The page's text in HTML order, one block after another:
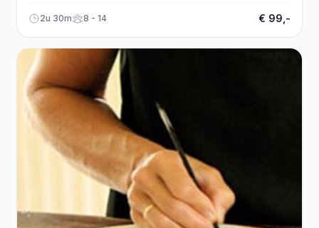
2u 30m 8 - 14 € 99,-